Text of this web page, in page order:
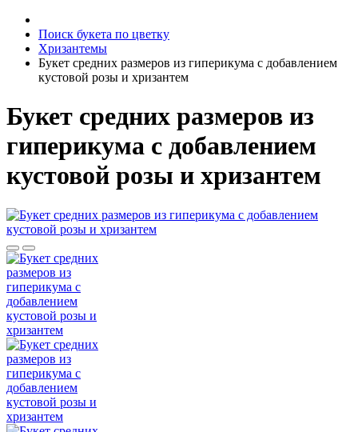
Поиск букета по цветку
Хризантемы
Букет средних размеров из гиперикума c добавлением
кустовой розы и хризантем
Букет средних размеров из
гиперикума c добавлением
кустовой розы и хризантем